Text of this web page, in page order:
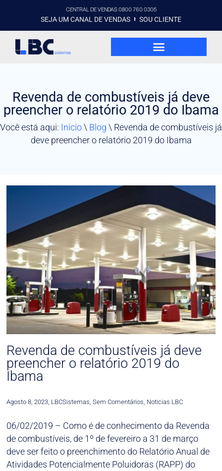
CENTRAL DE VENDAS 0800 760 0305
SEJA UM CANAL DE VENDAS SOU CLIENTE
Revenda de combustíveis já deve
preencher o relatório 2019 do Ibama
Você está aqui: Início\ Blog \ Revenda de combustíveis já
deve preencher o relatório 2019 do Ibama
Revenda de combustíveis já deve
preencher o relatório 2019 do
Ibama
Agosto 8, 2023, LBCSistemas, Sem Comentários, Noticias LBC
06/02/2019 – Como é de conhecimento da Revenda
de combustíveis, de 1º de fevereiro a 31 de março
deve ser feito o preenchimento do Relatório Anual de
Atividades Potencialmente Poluidoras (RAPP) do